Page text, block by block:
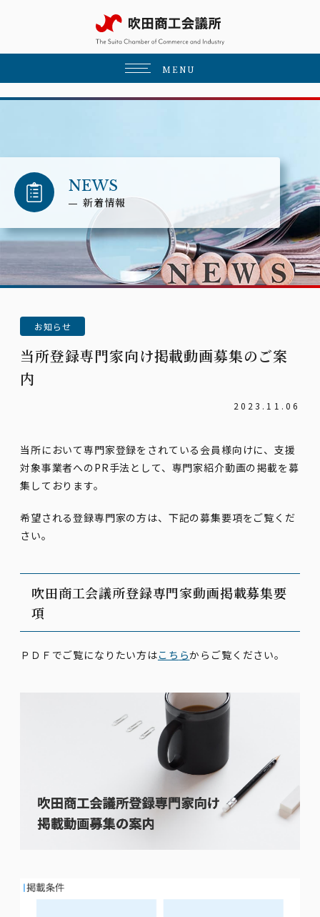
MENU
NEWS
新着情報
お知らせ
当所登録専門家向け掲載動画募集のご案
内
2023.11.06
当所において専門家登録をされている会員様向けに、支援
対象事業者へのPR手法として、専門家紹介動画の掲載を募
集しております。
希望される登録専門家の方は、下記の募集要項をご覧くだ
さい。
吹田商工会議所登録専門家動画掲載募集要
項
ＰＤＦでご覧になりたい方はこち らからご覧ください。